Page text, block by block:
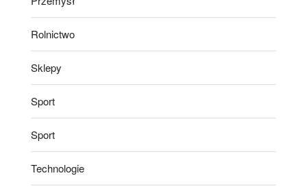
Rolnictwo
Sklepy
Sport
Sport
Technologie